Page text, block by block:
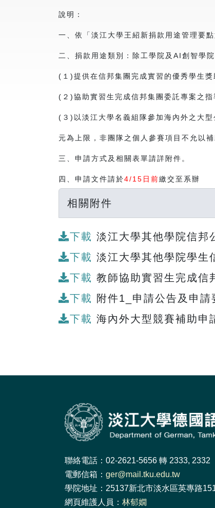
說明：
一、依「淡江大學王紹新捐款用途管理要
二、捐款用途類別：除工學院及AI創智學
(１)提供在信邦集團完成實習的優秀學生獎
(２)協助實習生完成信邦集團委託專案之
(３)以淡江大學名義組隊參加海內外之大
元為上限，非團隊之個人參賽項目不允以
三、申請方式及相關表單請詳附件。
四、申請文件請於4/15日前繳交至系辦
相關附件
下載 淡江大學其他學院信邦
下載 淡江大學其他學院學生
下載 教師協助實習生完成信
下載 附件1_申請公告及申
下載 海內外大型競賽補助申
聯絡電話：02-2621-5656 轉 2333, 2332
電郵信箱： ger@mail.tku.edu.tw
學院地址：25137新北市淡水區英專路
網頁維護人員： 林郁嫺